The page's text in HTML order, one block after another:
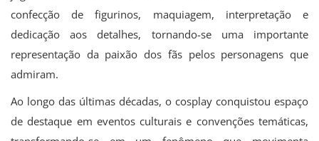
confecção de figurinos, maquiagem, interpretação e
dedicação aos detalhes, tornando-se uma importante
representação da paixão dos fãs pelos personagens que
admiram.
Ao longo das últimas décadas, o cosplay conquistou espaço
de destaque em eventos culturais e convenções temáticas,